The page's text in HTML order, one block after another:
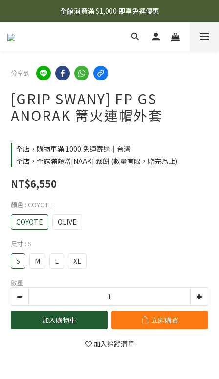
🌟 想知道現在有什麼優惠嗎？ 點擊查看最新優惠！
全館消費滿 $1,000 即享免運優惠
🌟 想知道現在有什麼優惠嗎？ 點擊查看最新優惠！
分享到
[GRIP SWANY] FP GS
ANORAK 篝火連帽外套
全店，購物車滿 1000 免運寄送｜台灣
全店，全館滿額贈[NAAK] 鬆餅 (數量有限，贈完為止)
NT$6,550
顏色 : COYOTE
COYOTE OLIVE
尺寸 : S
S M L XL
數量
加入購物車 立即購買
加入追蹤清單